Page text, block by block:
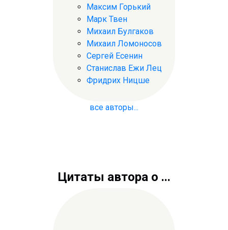
Максим Горький
Марк Твен
Михаил Булгаков
Михаил Ломоносов
Сергей Есенин
Станислав Ежи Лец
Фридрих Ницше
все авторы...
Цитаты автора о ...